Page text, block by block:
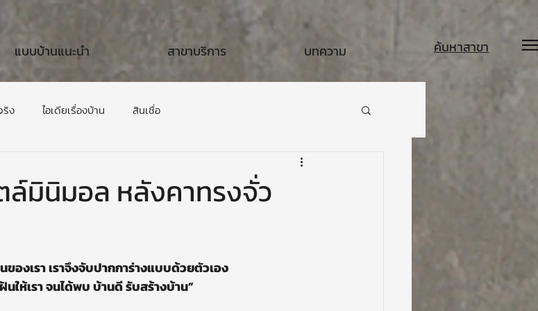
แบบบ้านแนะนำ สาขาบริการ บทความ ค้นหาสาขา
ริง ไอเดียเรื่องบ้าน สินเชื่อ
ล์มินิมอล หลังคาทรงจั่ว
งเรา เราจึงจับปากการ่างแบบด้วยตัวเอง
ให้เรา จนได้พบ บ้านดี รับสร้างบ้าน”